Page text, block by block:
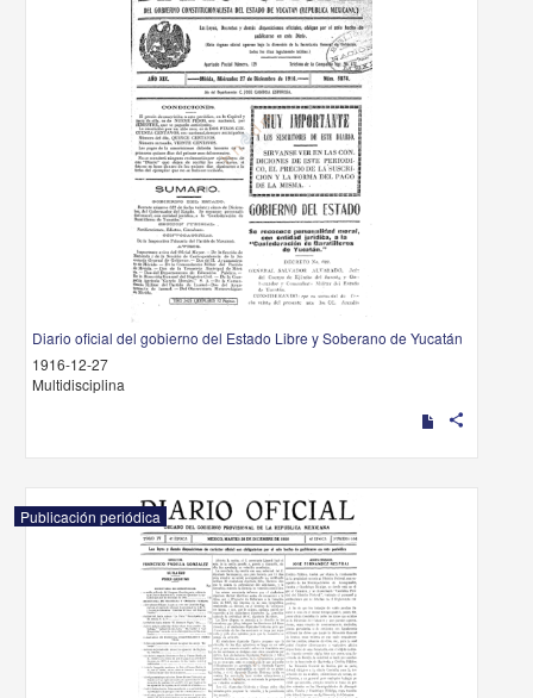
Diario oficial del gobierno del Estado Libre y Soberano de Yucatán
1916-12-27
Multidisciplina
share
Publicación periódica